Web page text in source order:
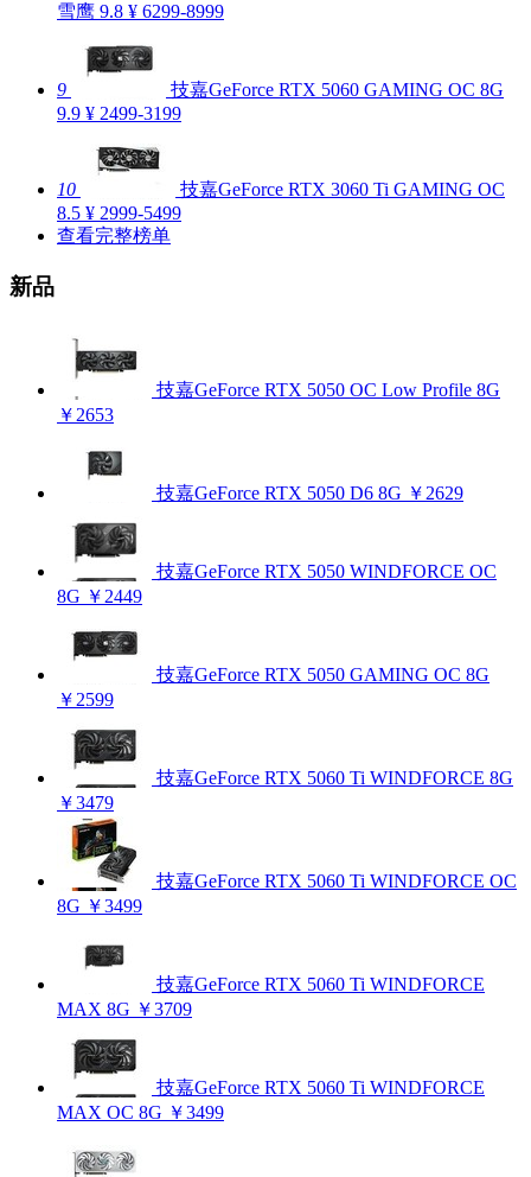
雪鹰 9.8 ¥ 6299-8999
9
技嘉GeForce RTX 5060 GAMING OC 8G
9.9 ¥ 2499-3199
10
技嘉GeForce RTX 3060 Ti GAMING OC
8.5 ¥ 2999-5499
查看完整榜单
新品
技嘉GeForce RTX 5050 OC Low Profile 8G
￥2653
技嘉GeForce RTX 5050 D6 8G ￥2629
技嘉GeForce RTX 5050 WINDFORCE OC
8G ￥2449
技嘉GeForce RTX 5050 GAMING OC 8G
￥2599
技嘉GeForce RTX 5060 Ti WINDFORCE 8G
￥3479
技嘉GeForce RTX 5060 Ti WINDFORCE OC
8G ￥3499
技嘉GeForce RTX 5060 Ti WINDFORCE
MAX 8G ￥3709
技嘉GeForce RTX 5060 Ti WINDFORCE
MAX OC 8G ￥3499